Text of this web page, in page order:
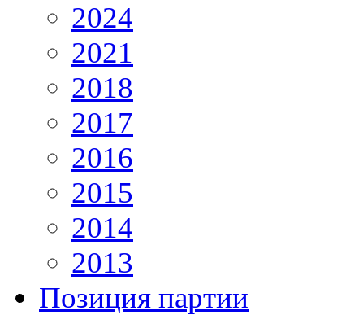
2024
2021
2018
2017
2016
2015
2014
2013
Позиция партии